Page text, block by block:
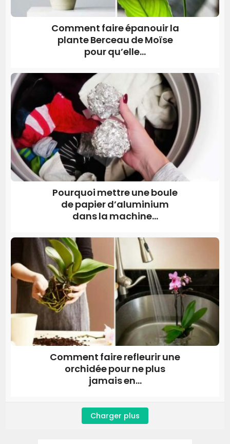
Comment faire épanouir la
plante Berceau de Moïse
pour qu’elle...
Pourquoi mettre une boule
de papier d’aluminium
dans la machine...
Comment faire refleurir une
orchidée pour ne plus
jamais en...
Charger plus